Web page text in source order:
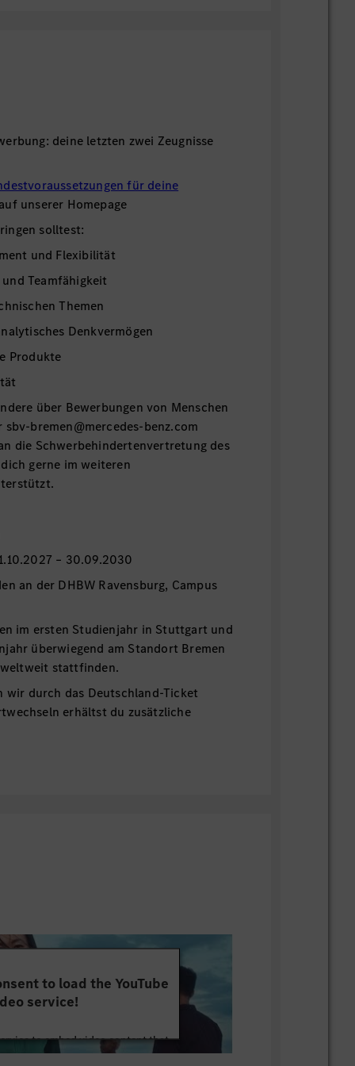
deine letzten zwei Zeugnisse
für deine
unserer Homepage
solltest:
und Flexibilität
Teamfähigkeit
Themen
Denkvermögen
Produkte
über Bewerbungen von Menschen
bremen@mercedes-benz.com
die Schwerbehindertenvertretung des
gerne im weiteren
– 30.09.2030
an der DHBW Ravensburg, Campus
im ersten Studienjahr in Stuttgart und
überwiegend am Standort Bremen
stattfinden.
durch das Deutschland-Ticket
erhältst du zusätzliche
to load the YouTube
service!
to embed video content that
your activity. Please review the